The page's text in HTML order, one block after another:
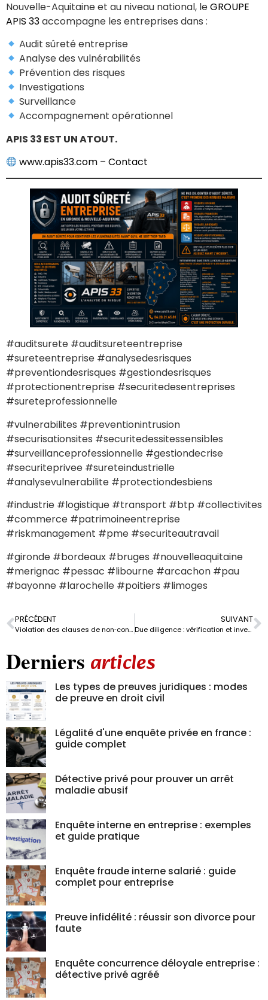
Nouvelle-Aquitaine et au niveau national, leGROUPE
APIS 33accompagne les entreprises dans :
Audit sûreté entreprise
Analyse des vulnérabilités
Prévention des risques
Investigations
Surveillance
Accompagnement opérationnel
APIS 33 EST UN ATOUT.
www.apis33.com –Contact
#auditsurete #auditsureteentreprise
#sureteentreprise #analysedesrisques
#preventiondesrisques #gestiondesrisques
#protectionentreprise #securitedesentreprises
#sureteprofessionnelle
#vulnerabilites #preventionintrusion
#securisationsites #securitedessitessensibles
#surveillanceprofessionnelle #gestiondecrise
#securiteprivee #sureteindustrielle
#analysevulnerabilite #protectiondesbiens
#industrie #logistique #transport #btp #collectivites
#commerce #patrimoineentreprise
#riskmanagement #pme #securiteautravail
#gironde #bordeaux #bruges #nouvelleaquitaine
#merignac #pessac #libourne #arcachon #pau
#bayonne #larochelle #poitiers #limoges
PRÉCÉDENT
Violation des clauses de non‑concurrence : comment le Groupe APIS 33 accompagne les entreprises ?
SUIVANT
Due diligence : vérification et investigation avant acquisition | APIS 33
Derniers articles
Les types de preuves juridiques : modes
de preuve en droit civil
Légalité d'une enquête privée en france :
guide complet
Détective privé pour prouver un arrêt
maladie abusif
Enquête interne en entreprise : exemples
et guide pratique
Enquête fraude interne salarié : guide
complet pour entreprise
Preuve infidélité : réussir son divorce pour
faute
Enquête concurrence déloyale entreprise :
détective privé agréé